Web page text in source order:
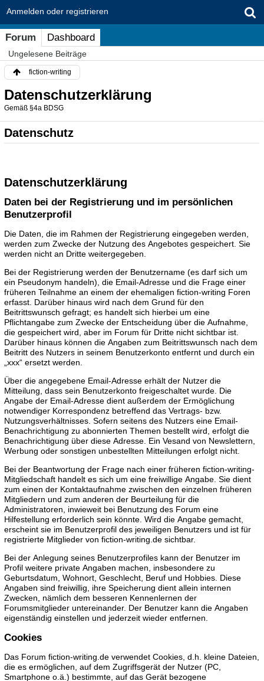
Anmelden oder registrieren
Forum Dashboard
Ungelesene Beiträge
fiction-writing
Datenschutzerklärung
Gemäß §4a BDSG
Datenschutz
Datenschutzerklärung
Daten bei der Registrierung und im persönlichen
Benutzerprofil
Die Daten, die im Rahmen der Registrierung eingegeben werden,
werden zum Zwecke der Nutzung des Angebotes gespeichert. Sie
werden nicht an Dritte weitergegeben.
Bei der Registrierung werden der Benutzername (es darf sich um
ein Pseudonym handeln), die Email-Adresse und die Frage einer
früheren Teilnahme an einem der ehemaligen fiction-writing Foren
erfasst. Darüber hinaus wird nach dem Grund für den
Beitrittswunsch gefragt; es handelt sich hierbei um eine
Pflichtangabe zum Zwecke der Entscheidung über die Aufnahme,
die gespeichert wird, aber im Forum für Dritte nicht sichtbar ist.
Darüber hinaus können die Angaben zum Beitrittswunsch nach dem
Beitritt des Nutzers in seinem Benutzerkonto entfernt und durch ein
„xxx“ ersetzt werden.
Über die angegebene Email-Adresse erhält der Nutzer die
Mitteilung, dass sein Benutzerkonto freigeschaltet wurde. Die
Angabe der Email-Adresse dient außerdem der Ermöglichung
notwendiger Korrespondenz betreffend das Vertrags- bzw.
Nutzungsverhältnisses. Sofern seitens des Nutzers eine Email-
Benachrichtigung zu abonnierten Themen bestellt wird, erfolgt die
Benachrichtigung über diese Adresse. Ein Vesand von Newslettern,
Werbung oder sonstigen unbestellten Mitteilungen erfolgt nicht.
Bei der Beantwortung der Frage nach einer früheren fiction-writing-
Mitgliedschaft handelt es sich um eine freiwillige Angabe. Sie dient
zum einen der Kontaktaufnahme zwischen den einzelnen früheren
Mitgliedern und zum anderen der Beurteilung für die
Administratoren, inwieweit bei Benutzung des Forum eine
Hilfestellung erforderlich sein könnte. Wird die Angabe gemacht,
erscheint sie im Benutzerprofil des jeweiligen Benutzers und ist für
registrierte Mitglieder von fiction-writing.de sichtbar.
Bei der Anlegung seines Benutzerprofiles kann der Benutzer im
Profil weitere private Angaben machen, insbesondere zu
Geburtsdatum, Wohnort, Geschlecht, Beruf und Hobbies. Diese
Angaben sind freiwillig, ihre Speicherung dient allein internen
Zwecken, nämlich dem besseren Kennenlernen der
Forumsmitglieder untereinander. Der Benutzer kann die Angaben
eigenständig einstellen und jederzeit wieder entfernen.
Cookies
Das Forum fiction-writing.de verwendet Cookies, d.h. kleine Dateien,
die es ermöglichen, auf dem Zugriffsgerät der Nutzer (PC,
Smartphone o.ä.) bestimmte, auf das Gerät bezogene